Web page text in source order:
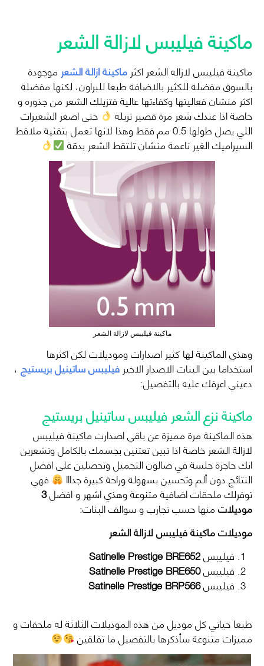
ماكينة فيليبس لازالة الشعر
ماكينة فيليبس لازاله الشعر اكثر ماكينة ازالة الشعر موجودة
بالسوق مفضلة للكثير بالاضافة طبعا للبراون، لكنها مفضلة
اكثر منشان فعاليتها وكفاءتها عالية فتزيلك الشعر من جذوره و
خاصة اذا عندك شعر مرة قصير تزيله حتى اصغر الشعيرات
اللي يصل طولها 0.5 مم فقط وهذا لانها تعمل بتقنية ملاقط
السيراميك الغير ناعمة منشان تلتقط الشعر بدقة
ماكينة فيليبس لازالة الشعر
وهذي الماكينة لها كثير اصدارات وموديلات لكن اكثرها
استخداما بين البنات الاصدار الاخير فيليبس ساتينيل بريستيج ،
دعيني اعرفك عليه بالتفصيل:
ماكينة نزع الشعر فيليبس ساتينيل بريستيج
هذه الماكينة مرة مميزة عن باقي اصدارت ماكينة فيليبس
لازالة الشعر خاصة اذا تبين تعتنين بجسمك بالكامل وتشعرين
انك حاجزة جلسة في صالون التجميل وتحصلين على افضل
النتائج دون ألم وتحسين بسهولة وراحة كبيرة جدااا فهي
توفرلك ملحقات اضافية متنوعة وهذي اشهر و افضل3
موديلاتمنها حسب تجارب و سوالف البنات:
موديلات ماكينة فيليبس لازالة الشعر
فيليبسSatinelle Prestige BRE652
فيليبسSatinelle Prestige BRE650
فيليبسSatinelle Prestige BRP566
طبعا حياتي كل موديل من هذه الموديلات الثلاثة له ملحقات و
مميزات متنوعة سأذكرها بالتفصيل ما تقلقين